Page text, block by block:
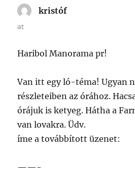
kristóf
at
Haribol Manorama pr!
Van itt egy ló-téma! Ugyan
részleteiben az órához.
órájuk is ketyeg. Hátha a
van lovakra. Üdv.
íme a továbbított üzenet:
——-